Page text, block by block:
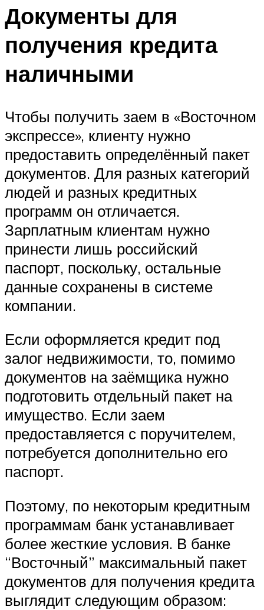
Документы для
получения кредита
наличными
Чтобы получить заем в «Восточном
экспрессе», клиенту нужно
предоставить определённый пакет
документов. Для разных категорий
людей и разных кредитных
программ он отличается.
Зарплатным клиентам нужно
принести лишь российский
паспорт, поскольку, остальные
данные сохранены в системе
компании.
Если оформляется кредит под
залог недвижимости, то, помимо
документов на заёмщика нужно
подготовить отдельный пакет на
имущество. Если заем
предоставляется с поручителем,
потребуется дополнительно его
паспорт.
Поэтому, по некоторым кредитным
программам банк устанавливает
более жесткие условия. В банке
“Восточный” максимальный пакет
документов для получения кредита
выглядит следующим образом: